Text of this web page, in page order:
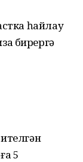
һайлау
бирергә
5